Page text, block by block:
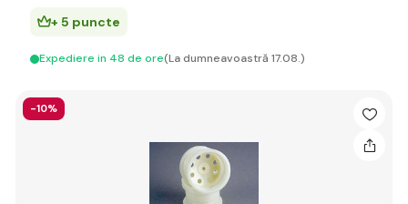
+ 5 puncte
Expediere in 48 de ore(La dumneavoastră 17.08.)
-10%